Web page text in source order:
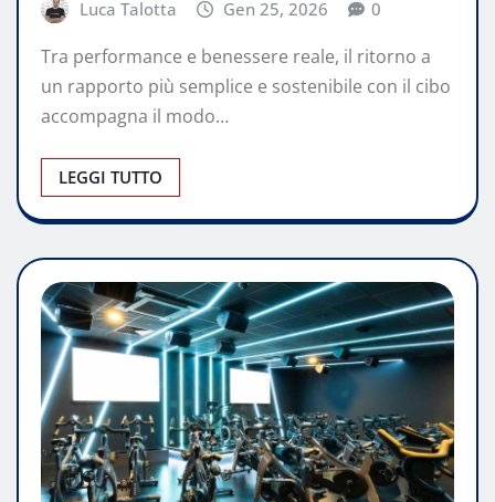
Luca Talotta Gen 25, 2026 0
Tra performance e benessere reale, il ritorno a
un rapporto più semplice e sostenibile con il cibo
accompagna il modo…
LEGGI TUTTO